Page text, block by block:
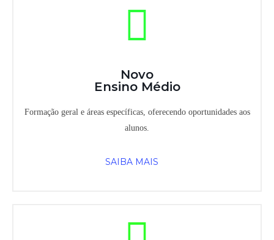
Novo
Ensino Médio
Formação geral e áreas específicas, oferecendo oportunidades aos
alunos.
SAIBA MAIS